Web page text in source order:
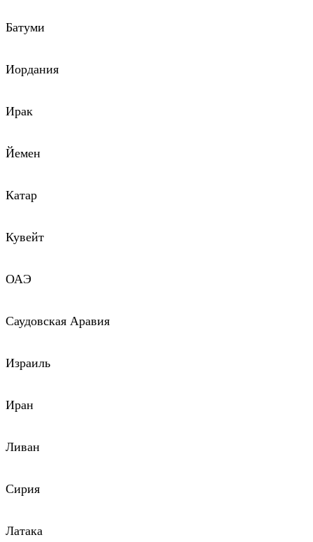
Батуми
Иордания
Ирак
Йемен
Катар
Кувейт
ОАЭ
Саудовская Аравия
Израиль
Иран
Ливан
Сирия
Латака